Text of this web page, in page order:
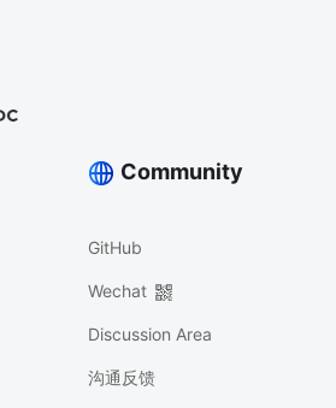
Community
GitHub
Wechat
Discussion Area
沟通反馈